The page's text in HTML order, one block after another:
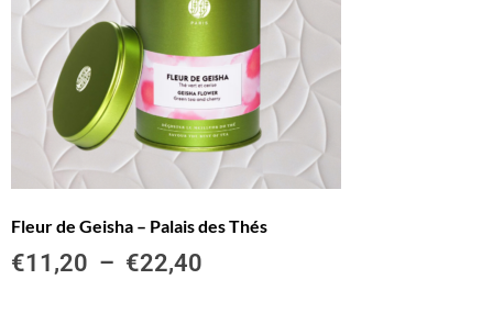
Fleur de Geisha – Palais des Thés
€11,20 – €22,40